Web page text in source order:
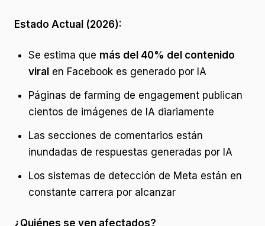
Estado Actual (2026):
Se estima que más del 40% del contenido
viral en Facebook es generado por IA
Páginas de farming de engagement publican
cientos de imágenes de IA diariamente
Las secciones de comentarios están
inundadas de respuestas generadas por IA
Los sistemas de detección de Meta están en
constante carrera por alcanzar
¿Quiénes se ven afectados?